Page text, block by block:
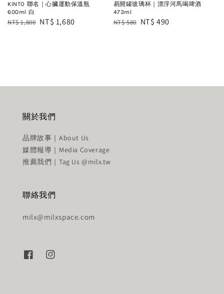
KINTO 聯名｜心臟運動保溫瓶
600ml 白
Regular
NT$ 1,800 Sale
NT$ 1,680
易開罐玻璃杯｜漂浮河馬喝啤酒
473ml
Regular
NT$ 580 Sale
NT$ 490
關於我們
品牌故事｜About Us
媒體報導｜Media Coverage
推薦我們｜Tag Us @milx.tw
聯絡我們
milx@milxspace.com